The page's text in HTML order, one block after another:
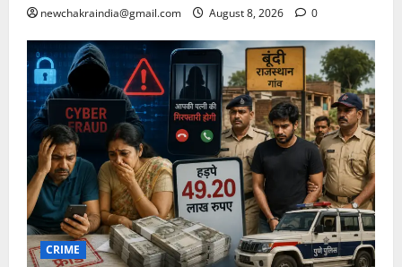
newchakraindia@gmail.com August 8, 2026 0
CRIME